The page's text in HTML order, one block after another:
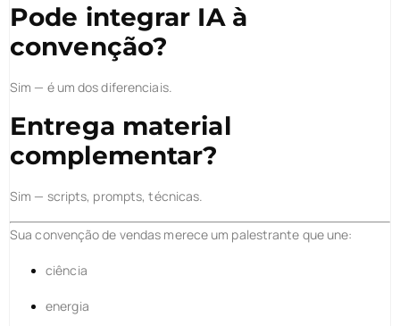
Pode integrar IA à
convenção?
Sim — é um dos diferenciais.
Entrega material
complementar?
Sim — scripts, prompts, técnicas.
Sua convenção de vendas merece um palestrante que une:
ciência
energia